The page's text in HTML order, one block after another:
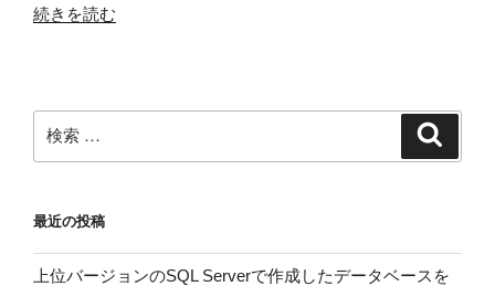
“愛
で
き
の
続きを読む
索:
最近の投稿
上位バージョンのSQL Serverで作成したデータベースを